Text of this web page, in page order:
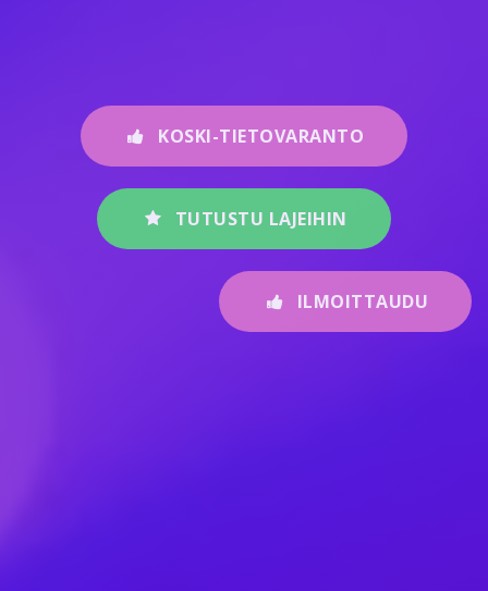
KOSKI-TIETOVARANTO
TUTUSTU LAJEIHIN
ILMOITTAUDU